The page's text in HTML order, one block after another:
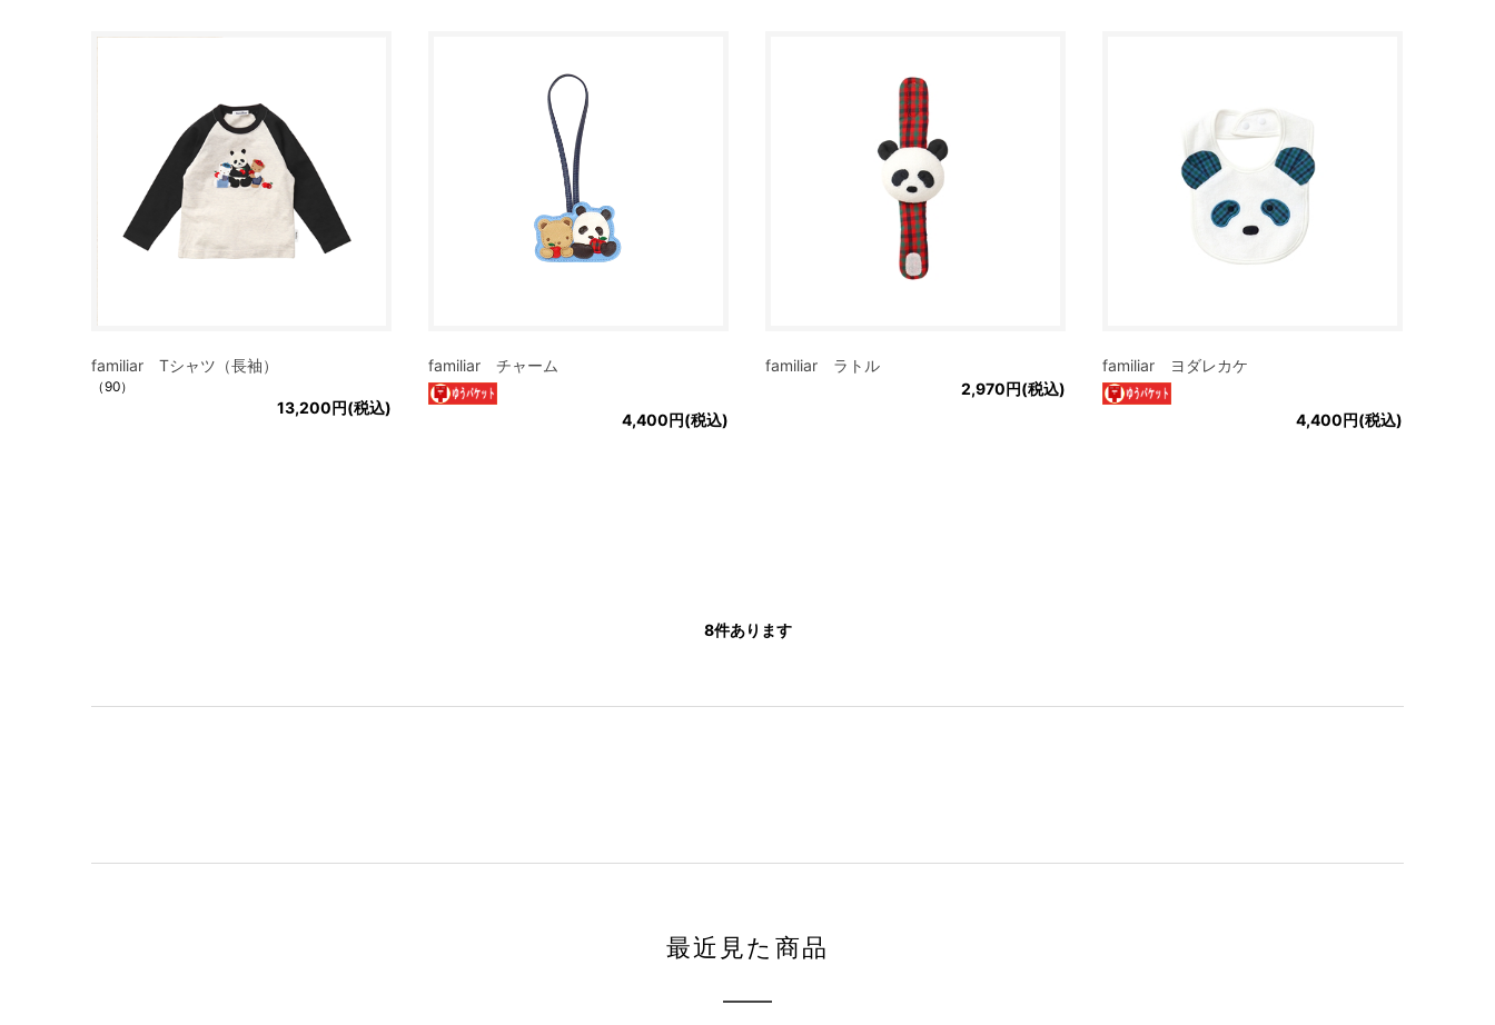
familiar Tシャツ（長袖）
（90）
13,200円(税込)
familiar チャーム
4,400円(税込)
familiar ラトル
2,970円(税込)
familiar ヨダレカケ
4,400円(税込)
8件あります
最近見た商品